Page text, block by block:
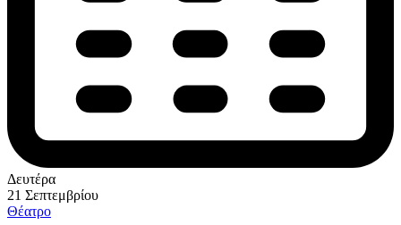
Δευτέρα
21 Σεπτεμβρίου
Θέατρο